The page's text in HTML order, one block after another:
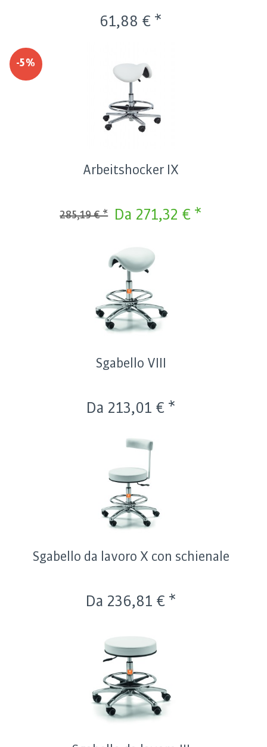
61,88 € *
-5%
Arbeitshocker IX
Da 271,32 € *
285,19 € *
Sgabello VIII
Da 213,01 € *
Sgabello da lavoro X con schienale
Da 236,81 € *